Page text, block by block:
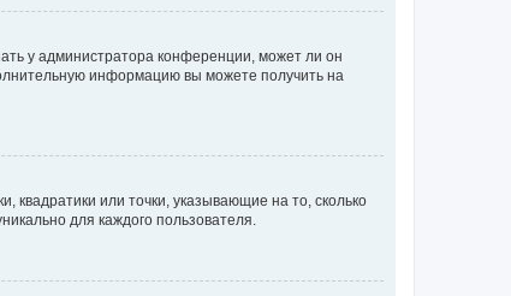
у администратора конференции, может ли он
информацию вы можете получить на
квадратики или точки, указывающие на то, сколько
для каждого пользователя.